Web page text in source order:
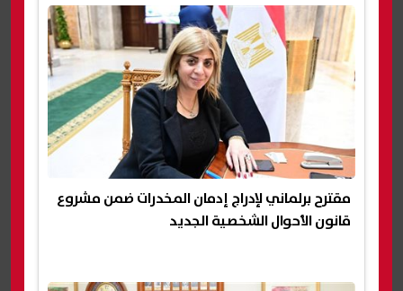
مقترح برلماني لإدراج إدمان المخدرات ضمن مشروع
قانون الأحوال الشخصية الجديد